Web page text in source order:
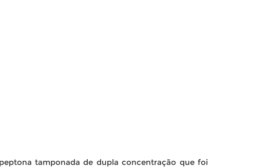
tamponada de dupla concentração que foi